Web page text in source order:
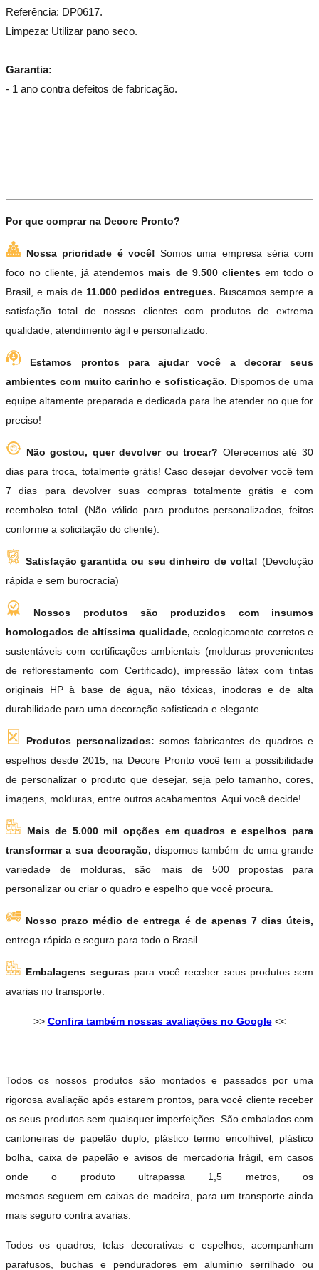
Referência: DP0617.
Limpeza: Utilizar pano seco.
Garantia:
- 1 ano contra defeitos de fabricação.
Por que comprar na Decore Pronto?
Nossa prioridade é você!Somos uma empresa séria com
foco no cliente, já atendemos mais de 9.500 clientesem todo o
Brasil, e mais de 11.000 pedidos entregues. Buscamos sempre a
satisfação total de nossos clientes com produtos de extrema
qualidade, atendimento ágil e personalizado.
Estamos prontos para ajudar você a decorar seus
ambientes com muito carinho e sofisticação. Dispomos de uma
equipe altamente preparada e dedicada para lhe atender no que for
preciso!
Não gostou, quer devolver ou trocar? Oferecemos até 30
dias para troca, totalmente grátis! Caso desejar devolver você tem
7 dias para devolver suas compras totalmente grátis e com
reembolso total. (Não válido para produtos personalizados, feitos
conforme a solicitação do cliente).
Satisfação garantida ou seu dinheiro de volta! (Devolução
rápida e sem burocracia)
Nossos produtos são produzidos com insumos
homologados de altíssima qualidade, ecologicamente corretos e
sustentáveis com certificações ambientais (molduras provenientes
de reflorestamento com Certificado), impressão látex com tintas
originais HP à base de água, não tóxicas, inodoras e de alta
durabilidade para uma decoração sofisticada e elegante.
Produtos personalizados: somos fabricantes de quadros e
espelhos desde 2015, na Decore Pronto você tem a possibilidade
de personalizar o produto que desejar, seja pelo tamanho, cores,
imagens, molduras, entre outros acabamentos. Aqui você decide!
Mais de 5.000 mil opções em quadros e espelhos para
transformar a sua decoração, dispomos também de uma grande
variedade de molduras, são mais de 500 propostas para
personalizar ou criar o quadro e espelho que você procura.
Nosso prazo médio de entrega é de apenas 7 dias úteis,
entrega rápida e segura para todo o Brasil.
Embalagens seguras para você receber seus produtos sem
avarias no transporte.
>> Confira também nossas avaliações no Google<<
Todos os nossos produtos são montados e passados por uma
rigorosa avaliação após estarem prontos, para você cliente receber
os seus produtos sem quaisquer imperfeições. São embalados com
cantoneiras de papelão duplo, plástico termo encolhível, plástico
bolha, caixa de papelão e avisos de mercadoria frágil, em casos
onde o produto ultrapassa 1,5 metros, os
mesmos seguem em caixas de madeira, para um transporte ainda
mais seguro contra avarias.
Todos os quadros, telas decorativas e espelhos, acompanham
parafusos, buchas e penduradores em alumínio serrilhado ou